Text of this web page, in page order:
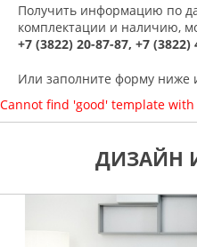
Получить информацию по
комплектации и наличию,
+7 (3822) 20-87-87, +7 (3822)
Или заполните форму ниже
Cannot find 'good' template with
ДИЗАЙН